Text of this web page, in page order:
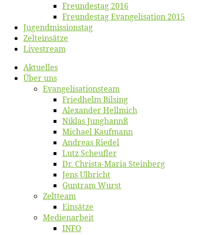
Freun­des­tag 2016
Freun­des­tag Evan­ge­li­sa­ti­on 2015
Jugend­mis­sions­tag
Zelt­ein­sät­ze
Live­stream
Ak­tu­el­les
Über uns
Evangelisa­tions­team
Fried­helm Bilsing
Alex­an­der Hellmich
Ni­klas Junghannß
Mi­cha­el Kaufmann
An­dre­as Riedel
Lutz Scheuf­ler
Dr. Chris­­ta-Ma­ria Steinberg
Jens Ulb­richt
Gun­tram Wurst
Zelt­team
Ein­sät­ze
Me­di­en­ar­beit
INFO